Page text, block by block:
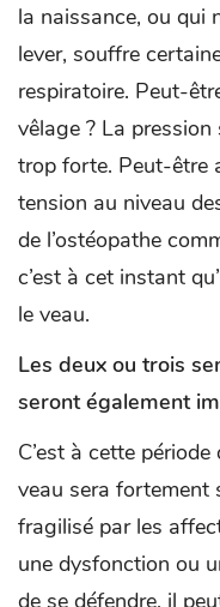
la naissance, ou qui
lever, souffre
respiratoire. Peut-
vêlage ? La
trop forte. Peut-être
tension au niveau
de l’ostéopathe
c’est à cet instant
le veau.
Les deux ou trois
seront également
C’est à cette
veau sera fortement
fragilisé par les
une dysfonction ou
de se défendre, il